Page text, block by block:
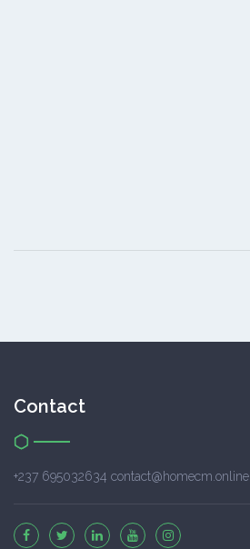
Contact
+237 695032634 contact@homecm.online